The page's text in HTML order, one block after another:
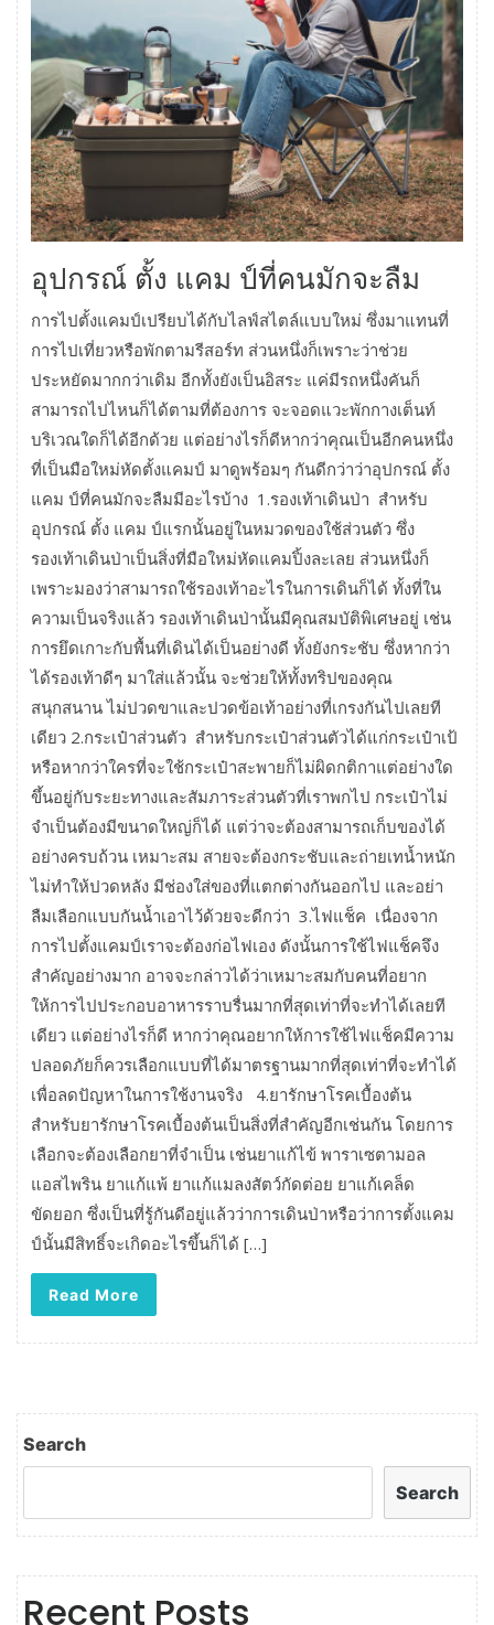
อุปกรณ์ ตั้ง แคม ป์ที่คนมักจะลืม
การไปตั้งแคมป์เปรียบได้กับไลฟ์สไตล์แบบใหม่ ซึ่งมาแทนที่
การไปเที่ยวหรือพักตามรีสอร์ท ส่วนหนึ่งก็เพราะว่าช่วย
ประหยัดมากกว่าเดิม อีกทั้งยังเป็นอิสระ แค่มีรถหนึ่งคันก็
สามารถไปไหนก็ได้ตามที่ต้องการ จะจอดแวะพักกางเต็นท์
บริเวณใดก็ได้อีกด้วย แต่อย่างไรก็ดีหากว่าคุณเป็นอีกคนหนึ่ง
ที่เป็นมือใหม่หัดตั้งแคมป์ มาดูพร้อมๆ กันดีกว่าว่าอุปกรณ์ ตั้ง
แคม ป์ที่คนมักจะลืมมีอะไรบ้าง 1.รองเท้าเดินป่า สำหรับ
อุปกรณ์ ตั้ง แคม ป์แรกนั้นอยู่ในหมวดของใช้ส่วนตัว ซึ่ง
รองเท้าเดินป่าเป็นสิ่งที่มือใหม่หัดแคมปิ้งละเลย ส่วนหนึ่งก็
เพราะมองว่าสามารถใช้รองเท้าอะไรในการเดินก็ได้ ทั้งที่ใน
ความเป็นจริงแล้ว รองเท้าเดินป่านั้นมีคุณสมบัติพิเศษอยู่ เช่น
การยึดเกาะกับพื้นที่เดินได้เป็นอย่างดี ทั้งยังกระชับ ซึ่งหากว่า
ได้รองเท้าดีๆ มาใส่แล้วนั้น จะช่วยให้ทั้งทริปของคุณ
สนุกสนาน ไม่ปวดขาและปวดข้อเท้าอย่างที่เกรงกันไปเลยที
เดียว 2.กระเป๋าส่วนตัว สำหรับกระเป๋าส่วนตัวได้แก่กระเป๋าเป้
หรือหากว่าใครที่จะใช้กระเป๋าสะพายก็ไม่ผิดกติกาแต่อย่างใด
ขึ้นอยู่กับระยะทางและสัมภาระส่วนตัวที่เราพกไป กระเป๋าไม่
จำเป็นต้องมีขนาดใหญ่ก็ได้ แต่ว่าจะต้องสามารถเก็บของได้
อย่างครบถ้วน เหมาะสม สายจะต้องกระชับและถ่ายเทน้ำหนัก
ไม่ทำให้ปวดหลัง มีช่องใส่ของที่แตกต่างกันออกไป และอย่า
ลืมเลือกแบบกันน้ำเอาไว้ด้วยจะดีกว่า 3.ไฟแช็ค เนื่องจาก
การไปตั้งแคมป์เราจะต้องก่อไฟเอง ดังนั้นการใช้ไฟแช็คจึง
สำคัญอย่างมาก อาจจะกล่าวได้ว่าเหมาะสมกับคนที่อยาก
ให้การไปประกอบอาหารราบรื่นมากที่สุดเท่าที่จะทำได้เลยที
เดียว แต่อย่างไรก็ดี หากว่าคุณอยากให้การใช้ไฟแช็คมีความ
ปลอดภัยก็ควรเลือกแบบที่ได้มาตรฐานมากที่สุดเท่าที่จะทำได้
เพื่อลดปัญหาในการใช้งานจริง 4.ยารักษาโรคเบื้องต้น
สำหรับยารักษาโรคเบื้องต้นเป็นสิ่งที่สำคัญอีกเช่นกัน โดยการ
เลือกจะต้องเลือกยาที่จำเป็น เช่นยาแก้ไข้ พาราเซตามอล
แอสไพริน ยาแก้แพ้ ยาแก้แมลงสัตว์กัดต่อย ยาแก้เคล็ด
ขัดยอก ซึ่งเป็นที่รู้กันดีอยู่แล้วว่าการเดินป่าหรือว่าการตั้งแคม
ป์นั้นมีสิทธิ์จะเกิดอะไรขึ้นก็ได้ […]
Read More
Search
Search
Recent Posts